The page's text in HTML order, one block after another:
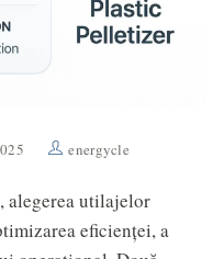
energycle
utilajelor
eficienței, a